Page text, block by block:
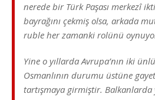
nerede bir Türk Paşası merkezî
bayrağını çekmiş olsa, arkada
ruble her zamanki rolünü
Yine o yıllarda Avrupa’nın iki
Osmanlının durumu üstüne
tartışmaya girmiştir. Balkanlarda